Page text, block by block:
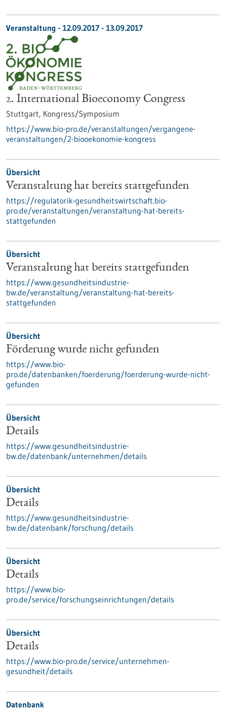
Veranstaltung - 12.09.2017 - 13.09.2017
2. International Bioeconomy Congress
Stuttgart, Kongress/Symposium
https://www.bio-pro.de/veranstaltungen/vergangene-
veranstaltungen/2-biooekonomie-kongress
Übersicht
Veranstaltung hat bereits stattgefunden
https://regulatorik-gesundheitswirtschaft.bio-
pro.de/veranstaltungen/veranstaltung-hat-bereits-
stattgefunden
Übersicht
Veranstaltung hat bereits stattgefunden
https://www.gesundheitsindustrie-
bw.de/veranstaltung/veranstaltung-hat-bereits-
stattgefunden
Übersicht
Förderung wurde nicht gefunden
https://www.bio-
pro.de/datenbanken/foerderung/foerderung-wurde-nicht-
gefunden
Übersicht
Details
https://www.gesundheitsindustrie-
bw.de/datenbank/unternehmen/details
Übersicht
Details
https://www.gesundheitsindustrie-
bw.de/datenbank/forschung/details
Übersicht
Details
https://www.bio-
pro.de/service/forschungseinrichtungen/details
Übersicht
Details
https://www.bio-pro.de/service/unternehmen-
gesundheit/details
Datenbank